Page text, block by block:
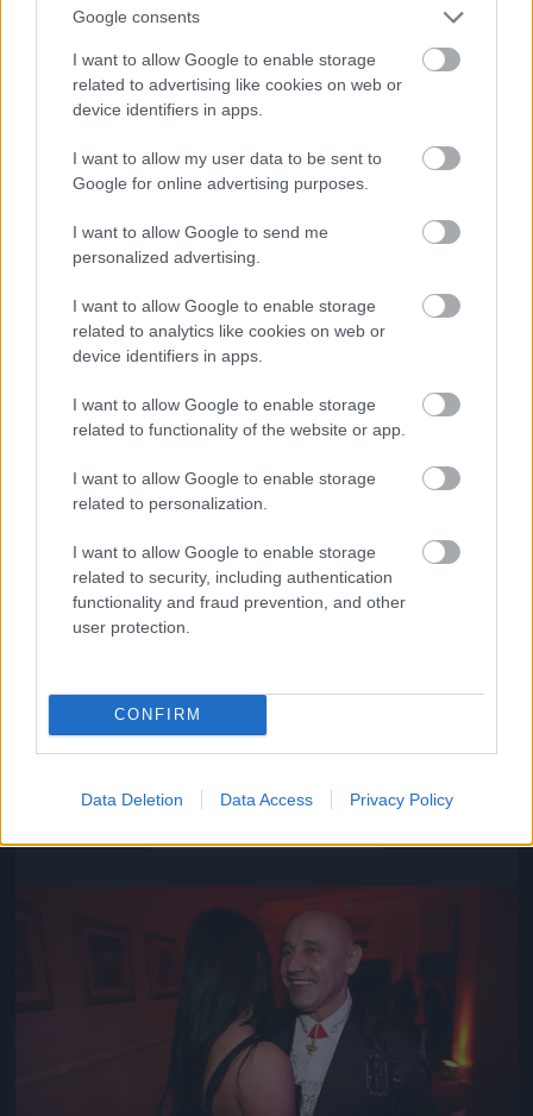
Google consents
I want to allow Google to enable storage
related to advertising like cookies on web or
device identifiers in apps.
I want to allow my user data to be sent to
Google for online advertising purposes.
I want to allow Google to send me
personalized advertising.
I want to allow Google to enable storage
related to analytics like cookies on web or
device identifiers in apps.
I want to allow Google to enable storage
related to functionality of the website or app.
I want to allow Google to enable storage
related to personalization.
I want to allow Google to enable storage
related to security, including authentication
functionality and fraud prevention, and other
user protection.
CONFIRM
Data Deletion Data Access Privacy Policy
Fotó: Szécsi István / Velvet
Jön még kép!
Fotó: Szécsi István / Velvet
Jön még kép!